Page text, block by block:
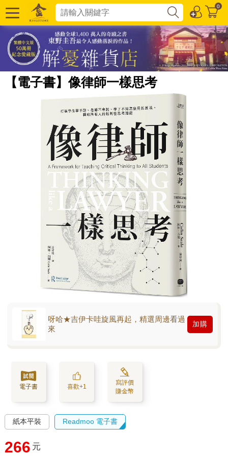
0
【電子書】像律師一樣思考
呀哈★吉伊卡哇旋風再起，精選周邊看過
來
加購
電子書 喜歡+1
寫評價
賺金幣
紙本平裝 Readmoo 電子書
266 元